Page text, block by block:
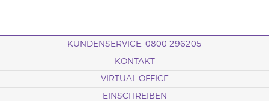
KUNDENSERVICE: 0800 296205
KONTAKT
VIRTUAL OFFICE
EINSCHREIBEN